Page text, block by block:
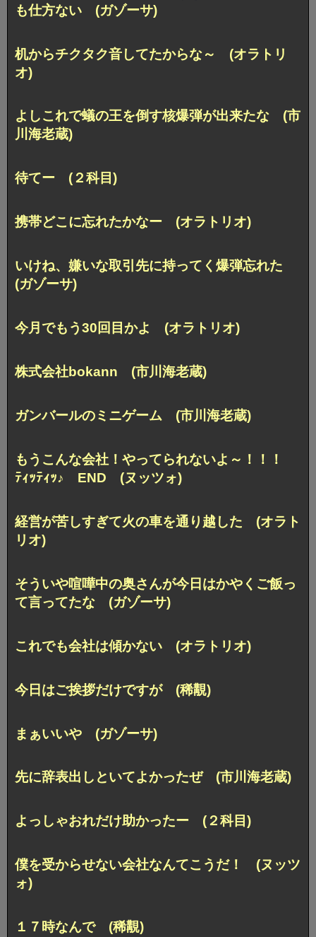
も仕方ない (ガゾーサ)
机からチクタク音してたからな～ (オラトリ
オ)
よしこれで蟻の王を倒す核爆弾が出来たな (市
川海老蔵)
待てー (２科目)
携帯どこに忘れたかなー (オラトリオ)
いけね、嫌いな取引先に持ってく爆弾忘れた
(ガゾーサ)
今月でもう30回目かよ (オラトリオ)
株式会社bokann (市川海老蔵)
ガンバールのミニゲーム (市川海老蔵)
もうこんな会社！やってられないよ～！！！
ﾃｨｯﾃｨｯ♪ END (ヌッツォ)
経営が苦しすぎて火の車を通り越した (オラト
リオ)
そういや喧嘩中の奥さんが今日はかやくご飯っ
て言ってたな (ガゾーサ)
これでも会社は傾かない (オラトリオ)
今日はご挨拶だけですが (稀覯)
まぁいいや (ガゾーサ)
先に辞表出しといてよかったぜ (市川海老蔵)
よっしゃおれだけ助かったー (２科目)
僕を受からせない会社なんてこうだ！ (ヌッツ
ォ)
１７時なんで (稀覯)